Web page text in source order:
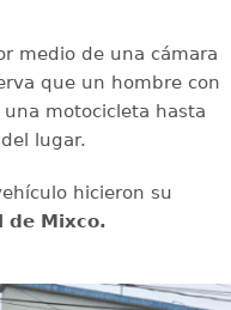
medio de una cámara
que un hombre con
motocicleta hasta
lugar.
hicieron su
de Mixco.